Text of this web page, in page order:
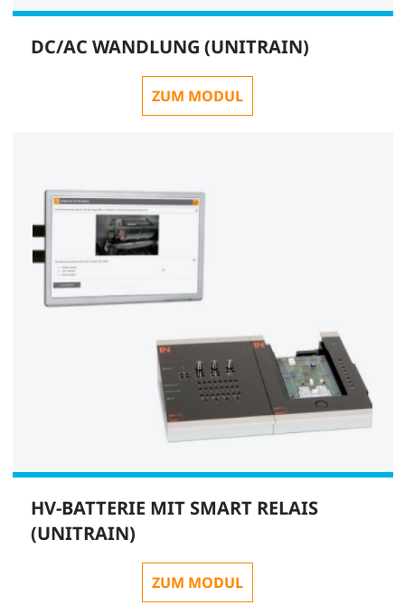
DC/AC WANDLUNG (UNITRAIN)
ZUM MODUL
HV-BATTERIE MIT SMART RELAIS
(UNITRAIN)
ZUM MODUL